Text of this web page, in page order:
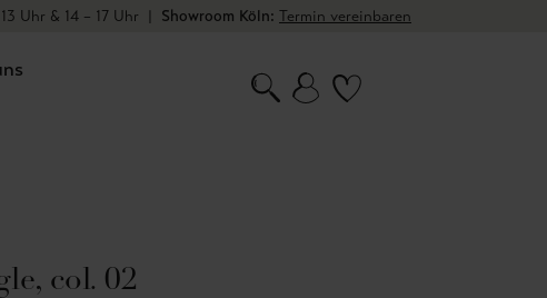
Uhr & 14 – 17 Uhr | Showroom Köln: Termin vereinbaren
col. 02